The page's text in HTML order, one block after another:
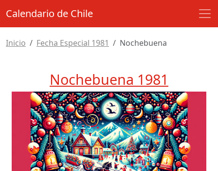
Calendario de Chile
Inicio Fecha Especial 1981 Nochebuena
Nochebuena 1981